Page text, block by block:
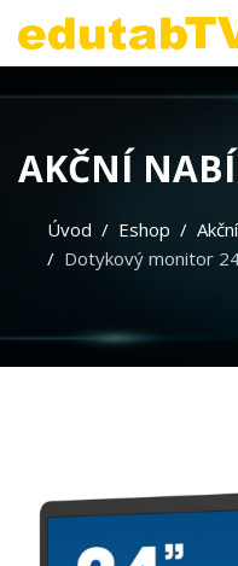
AKČNÍ
Úvod Eshop
Dotykový monitor